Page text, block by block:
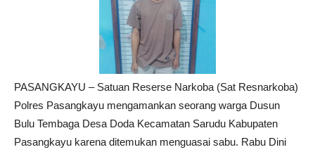
PASANGKAYU – Satuan Reserse Narkoba (Sat Resnarkoba)
Polres Pasangkayu mengamankan seorang warga Dusun
Bulu Tembaga Desa Doda Kecamatan Sarudu Kabupaten
Pasangkayu karena ditemukan menguasai sabu. Rabu Dini